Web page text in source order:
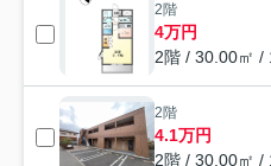
2階
4万円
2階 / 30.00㎡ /
2階
4.1万円
2階 / 30.00㎡ /